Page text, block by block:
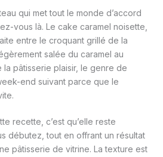
qui met tout le monde d’accord
vous là. Le cake caramel noisette,
entre le croquant grillé de la
salée du caramel au
la pâtisserie plaisir, le genre de
end suivant parce que le
recette, c’est qu’elle reste
débutez, tout en offrant un résultat
pâtisserie de vitrine. La texture est